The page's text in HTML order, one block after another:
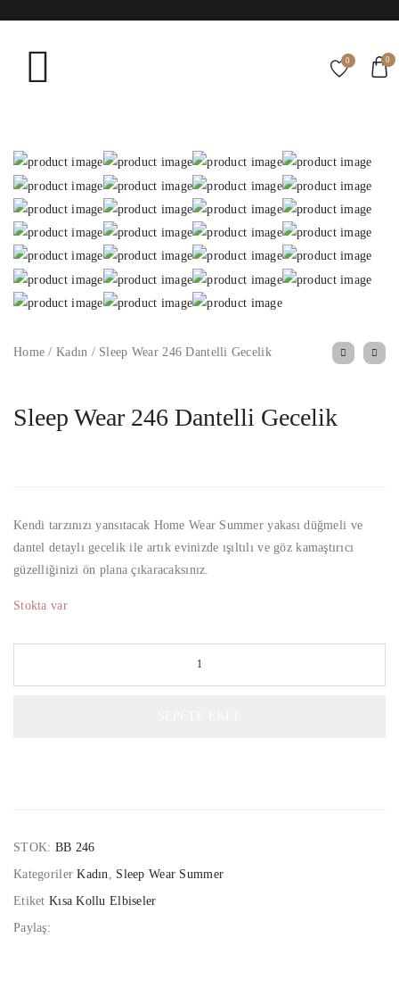
0 0
Home / Kadın /Sleep Wear 246 Dantelli Gecelik
Sleep Wear 246 Dantelli Gecelik
Kendi tarzınızı yansıtacak Home Wear Summer yakası düğmeli ve
dantel detaylı gecelik ile artık evinizde ışıltılı ve göz kamaştırıcı
güzelliğinizi ön plana çıkaracaksınız.
Stokta var
STOK: BB 246
KategorilerKadın
Sleep Wear Summer
Etiket Kısa Kollu Elbiseler
Paylaş: